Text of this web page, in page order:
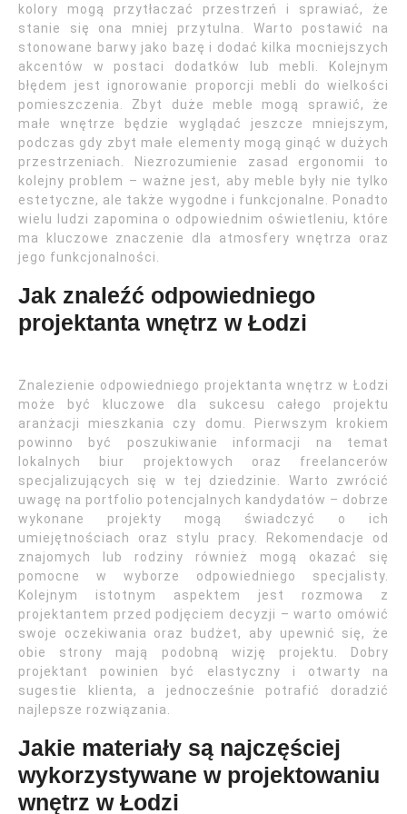
kolory mogą przytłaczać przestrzeń i sprawiać, że
stanie się ona mniej przytulna. Warto postawić na
stonowane barwy jako bazę i dodać kilka mocniejszych
akcentów w postaci dodatków lub mebli. Kolejnym
błędem jest ignorowanie proporcji mebli do wielkości
pomieszczenia. Zbyt duże meble mogą sprawić, że
małe wnętrze będzie wyglądać jeszcze mniejszym,
podczas gdy zbyt małe elementy mogą ginąć w dużych
przestrzeniach. Niezrozumienie zasad ergonomii to
kolejny problem – ważne jest, aby meble były nie tylko
estetyczne, ale także wygodne i funkcjonalne. Ponadto
wielu ludzi zapomina o odpowiednim oświetleniu, które
ma kluczowe znaczenie dla atmosfery wnętrza oraz
jego funkcjonalności.
Jak znaleźć odpowiedniego
projektanta wnętrz w Łodzi
Znalezienie odpowiedniego projektanta wnętrz w Łodzi
może być kluczowe dla sukcesu całego projektu
aranżacji mieszkania czy domu. Pierwszym krokiem
powinno być poszukiwanie informacji na temat
lokalnych biur projektowych oraz freelancerów
specjalizujących się w tej dziedzinie. Warto zwrócić
uwagę na portfolio potencjalnych kandydatów – dobrze
wykonane projekty mogą świadczyć o ich
umiejętnościach oraz stylu pracy. Rekomendacje od
znajomych lub rodziny również mogą okazać się
pomocne w wyborze odpowiedniego specjalisty.
Kolejnym istotnym aspektem jest rozmowa z
projektantem przed podjęciem decyzji – warto omówić
swoje oczekiwania oraz budżet, aby upewnić się, że
obie strony mają podobną wizję projektu. Dobry
projektant powinien być elastyczny i otwarty na
sugestie klienta, a jednocześnie potrafić doradzić
najlepsze rozwiązania.
Jakie materiały są najczęściej
wykorzystywane w projektowaniu
wnętrz w Łodzi